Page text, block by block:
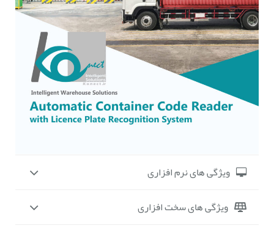
ویژگی های نرم افزاری
ویژگی های سخت افزاری